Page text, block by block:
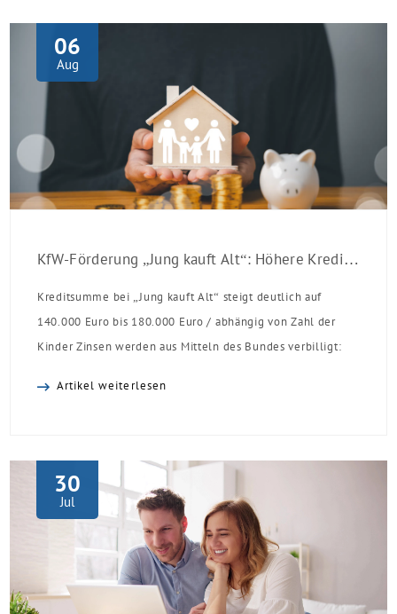
06
Aug
KfW-Förderung „Jung kauft Alt“: Höhere Kredite ab August 2026
Kreditsumme bei „Jung kauft Alt“ steigt deutlich auf
140.000 Euro bis 180.000 Euro / abhängig von Zahl der
Kinder Zinsen werden aus Mitteln des Bundes verbilligt:
Einzelmaßnahmen […]
Artikel weiterlesen
30
Jul